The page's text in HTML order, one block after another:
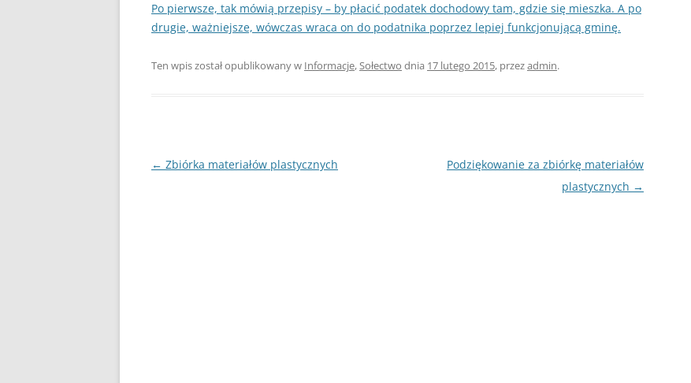
Po pierwsze, tak mówią przepisy – by płacić podatek dochodowy tam, gdzie się mieszka. A po
drugie, ważniejsze, wówczas wraca on do podatnika poprzez lepiej funkcjonującą gminę.
Ten wpis został opublikowany w Informacje,Sołectwo dnia 17 lutego 2015, przezadmin.
Nawigacja
← Zbiórka materiałów plastycznych
Podziękowanie za zbiórkę materiałów
plastycznych →